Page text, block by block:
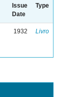
Issue
Date
Type
1932 Livro